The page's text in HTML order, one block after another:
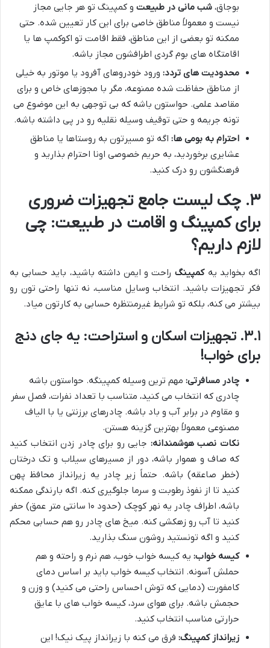
بوجاق، شب مانی در طبیعت و کمپینگ تو هر جایی مجاز
نیست و معمولاً مناطق خاصی برای این کار تعیین شده. حتی
ممکنه تو بعضی از این مناطق، فقط اقامت تو اکوکمپ ها یا
اقامتگاه های بوم گردی اطرافشون مجاز باشه.
محدودیت های تردد: ورود خودروهای آفرود یا موتور به خیلی
از مناطق حفاظت شده ممنوعه، مگر با مجوزهای خاص و برای
مقاصد علمی. حواستون باشه که بی توجهی به این موضوع می
تونه جریمه و حتی توقیف وسیله نقلیه رو در پی داشته باشه.
احترام به بومی ها: اگه تو مسیرتون به روستاها یا مناطق
عشایری برخوردید، به حریم خصوصی اونا احترام بذارید و
فرهنگشون رو درک کنید.
۳. چک لیست جامع تجهیزات ضروری
برای کمپینگ و اقامت در طبیعت: چی
لازم داریم؟
اگه بخواید یهکمپینگراحت و ایمن داشته باشید، باید حسابی به
فکر تجهیزات باشید. انتخاب وسایل مناسب، نه تنها راحتی تون رو
بیشتر می کنه، بلکه تو شرایط غیرمنتظره حسابی به کارتون میاد.
۳.۱. تجهیزات اسکان و استراحت: یه جای دنج
برای خواب!
چادر مسافرتی: مهم ترین وسیله کمپینگه. حواستون باشه
چادری که انتخاب می کنید، متناسب با تعداد نفرات، فصل سفر
و مقاوم در برابر آب و باد باشه. چادرهای برزنتی یا با الیاف
مصنوعی معمولاً بهترین گزینه هستن.
نکات نصب هوشمندانه: جایی رو برای چادر زدن انتخاب کنید
که صاف و هموار باشه، دور از مسیرهای سیلاب و تک درختان
(خطر صاعقه) باشه. حتماً زیر چادر یه زیرانداز محافظ پهن
کنید تا از نفوذ رطوبت و سرما جلوگیری کنه. اگه بارندگی ممکنه
باشه، اطراف چادر یه نهر کوچک (حدود ۱۰ سانتی متر عمق) حفر
کنید تا آب رو زهکشی کنه. میخ های چادر رو هم حسابی محکم
کنید و اگه تونستید روشون سنگ بذارید.
کیسه خواب: یه کیسه خواب خوب، هم نرم و راحته و هم
حملش آسونه. انتخاب کیسه خواب باید بر اساس دمای
کامفورت (دمایی که توش احساس راحتی می کنید) و وزن و
حجمش باشه. برای هوای سرد، کیسه خواب های با عایق
حرارتی مناسب انتخاب کنید.
زیرانداز کمپینگ: فرق می کنه با زیرانداز پیک نیک! این